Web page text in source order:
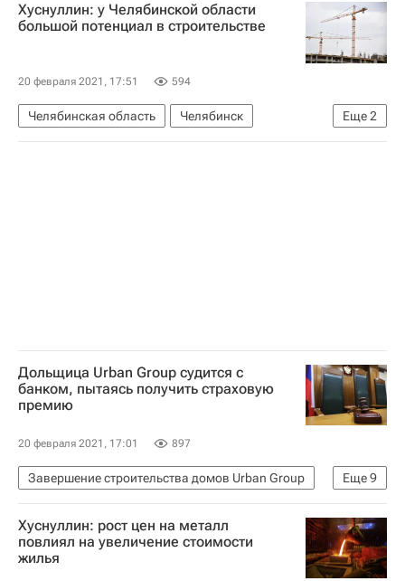
Хуснуллин: у Челябинской области
большой потенциал в строительстве
20 февраля 2021, 17:51 594
Еще2
Челябинская область
Челябинск
Марат Хуснуллин
Жилье
Дольщица Urban Group судится с
банком, пытаясь получить страховую
премию
20 февраля 2021, 17:01 897
Еще9
Завершение строительства домов Urban Group
Urban Group
Проблемы девелоперской компании Urban Group
Фонд развития территорий (ФРТ, ранее - Фонд защиты прав дольщиков)
Хуснуллин: рост цен на металл
повлиял на увеличение стоимости
жилья